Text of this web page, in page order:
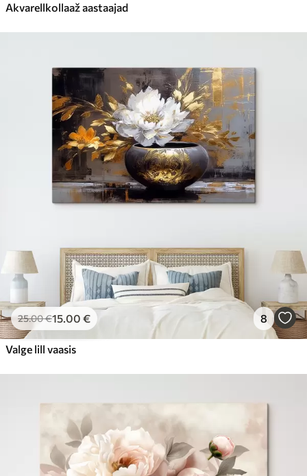
Akvarellkollaaž aastaajad
25.00€15.00 € 8
Valge lill vaasis